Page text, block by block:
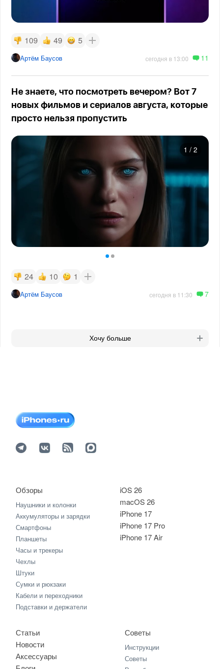
109 49 5
Артём Баусов сегодня в 13:00 11
Не знаете, что посмотреть вечером? Вот 7
новых фильмов и сериалов августа, которые
просто нельзя пропустить
1 / 2
24 10 1
Артём Баусов сегодня в 11:30 7
Хочу больше
iOS 26
macOS 26
iPhone 17
iPhone 17 Pro
iPhone 17 Air
Обзоры
Наушники и колонки
Аккумуляторы и зарядки
Смартфоны
Планшеты
Часы и трекеры
Чехлы
Штуки
Сумки и рюкзаки
Кабели и переходники
Подставки и держатели
Статьи
Новости
Аксессуары
Советы
Инструкции
Советы